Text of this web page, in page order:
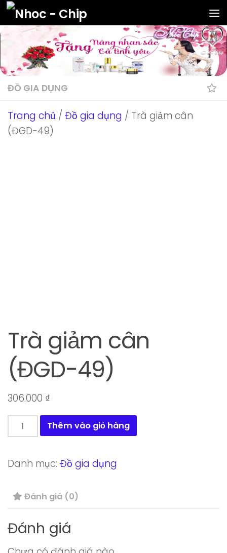
Skip to content
ĐỒ GIA DỤNG
Trang chủ / Đồ gia dụng / Trà giảm cân
(ĐGD-49)
Trà giảm cân
(ĐGD-49)
306.000 ₫
giảm
(ĐGD-
số
Thêm vào giỏ hàng
Danh mục: Đồ gia dụng
Đánh giá (0)
Đánh giá